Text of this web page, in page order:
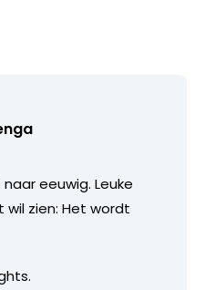
eeuwig. Leuke
wil zien: Het wordt